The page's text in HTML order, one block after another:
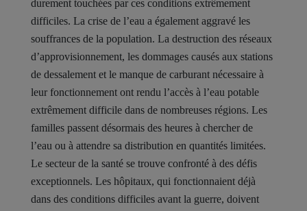
durement touchées par ces conditions extrêmement
difficiles. La crise de l’eau a également aggravé les
souffrances de la population. La destruction des réseaux
d’approvisionnement, les dommages causés aux stations
de dessalement et le manque de carburant nécessaire à
leur fonctionnement ont rendu l’accès à l’eau potable
extrêmement difficile dans de nombreuses régions. Les
familles passent désormais des heures à chercher de
l’eau ou à attendre sa distribution en quantités limitées.
Le secteur de la santé se trouve confronté à des défis
exceptionnels. Les hôpitaux, qui fonctionnaient déjà
dans des conditions difficiles avant la guerre, doivent